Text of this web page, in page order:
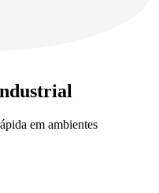
em ambientes